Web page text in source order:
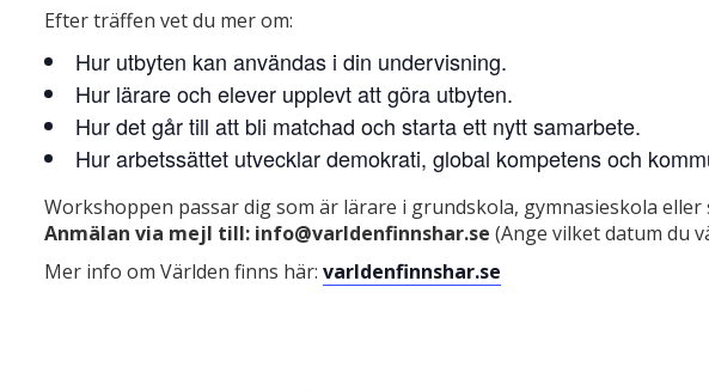
Efter träffen vet du mer om:
Hur utbyten kan användas i din undervisning.
Hur lärare och elever upplevt att göra utbyten.
Hur det går till att bli matchad och starta ett nytt samarbete.
Hur arbetssättet utvecklar demokrati, global kompetens och
Workshoppen passar dig som är lärare i grundskola, gymnasieskola
Anmälan via mejl till: info@varldenfinnshar.se (Ange vilket datum du
Mer info om Världen finns här: varldenfinnshar.se